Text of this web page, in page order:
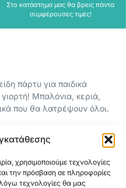
χρησιμοποιούμε τεχνολογίες
την πρόσβαση σε πληροφορίες
τεχνολογίες θα μας
Στο κατάστημα μας θα βρεις πάντα
συμφέρουσες τιμές!
πάρτυ για παιδικά
Μπαλόνια, κεριά,
που θα λατρέψουν όλοι.